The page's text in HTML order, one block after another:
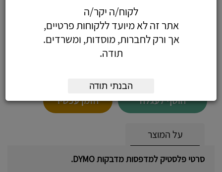
DYMO, אדום על רקע לבן
הוסף לעגלה הזמן עכשיו
על המוצר
סרטי פלסטיק למדפסות מדבקות DYMO.
לקוח/ה יקר/ה
אתר זה לא מיועד ללקוחות פרטיים,
אך ורק לחברות, מוסדות, ומשרדים.
תודה.
הבנתי תודה